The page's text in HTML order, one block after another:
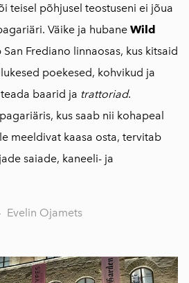
teisel põhjusel teostuseni ei jõua
Väike ja hubane Wild
San Frediano linnaosas, kus kitsaid
poekesed, kohvikud ja
baarid ja trattoriad.
kus saab nii kohapeal
meeldivat kaasa osta, tervitab
saiade, kaneeli- ja
Evelin Ojamets